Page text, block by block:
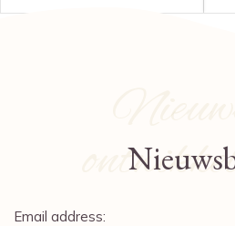
Email address: